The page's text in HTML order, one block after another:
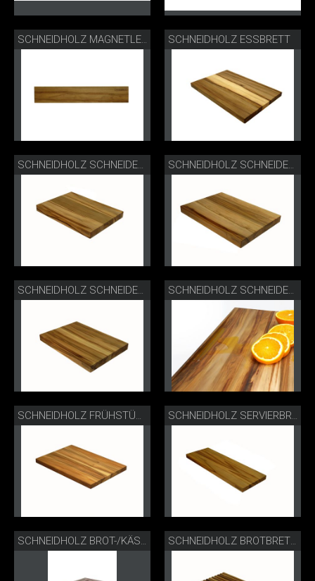
SCHNEIDHOLZ MAGNETLEISTE KURZ SCHNEIDHOLZ ESSBRETT
SCHNEIDHOLZ SCHNEIDEBRETT S SCHNEIDHOLZ SCHNEIDEBRETT M
SCHNEIDHOLZ SCHNEIDEBRETT L SCHNEIDHOLZ SCHNEIDEBRETT L LIFESTYLE
SCHNEIDHOLZ FRÜHSTÜCKSBRETT SCHNEIDHOLZ SERVIERBRETT
SCHNEIDHOLZ BROT-/KÄSEBRETT SCHNEIDHOLZ BROTBRETT KLEIN